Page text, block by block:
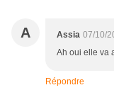
A Assia 07/10/
Ah oui elle va
Répondre